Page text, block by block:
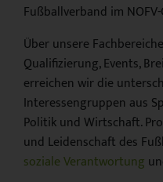
Fußballverband im
Über unsere
Qualifizierung, Events,
erreichen wir die
Interessengruppen aus
Politik und Wirtschaft.
und Leidenschaft des
soziale Verantwortung